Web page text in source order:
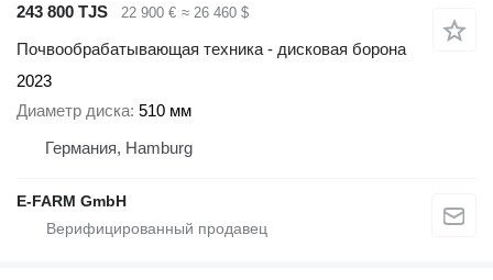
243 800 TJS
22 900 € ≈ 26 460 $
Почвообрабатывающая техника - дисковая борона
2023
Диаметр диска 510 мм
Германия, Hamburg
E-FARM GmbH